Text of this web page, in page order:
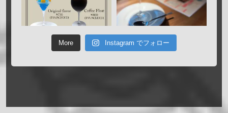
More Instagram でフォロー